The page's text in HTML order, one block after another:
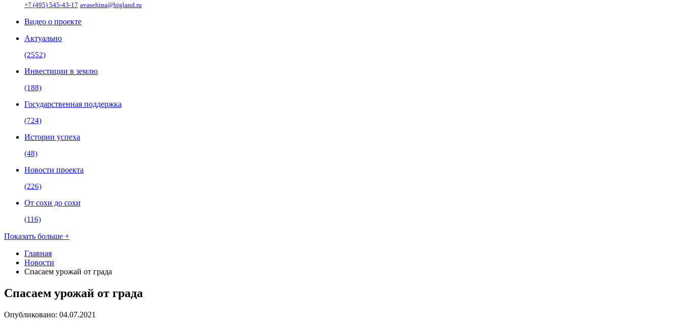
+7 (495) 545-43-17 avasehina@bigland.ru
Видео о проекте
Актуально
(2552)
Инвестиции в землю
(188)
Государственная поддержка
(724)
Истории успеха
(48)
Новости проекта
(226)
От сохи до сохи
(116)
Показать больше +
Главная
Новости
Спасаем урожай от града
Спасаем урожай от града
Опубликовано: 04.07.2021